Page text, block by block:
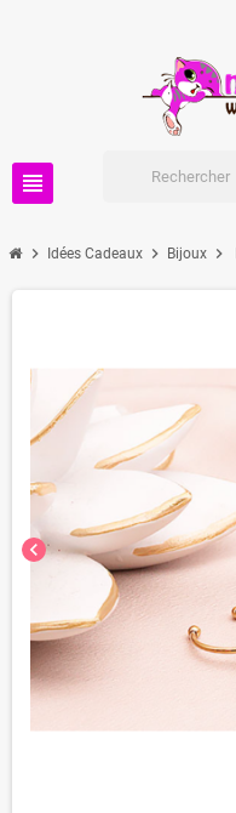
view_headline
chevron_right Idées Cadeaux chevron_right Bijoux chevron_right
chevron_left